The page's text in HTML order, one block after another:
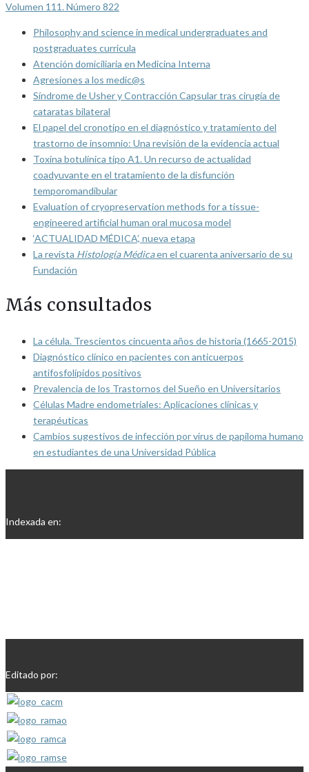
Volumen 111. Número 822
Philosophy and science in medical undergraduates and
postgraduates curricula
Atención domiciliaria en Medicina Interna
Agresiones a los medic@s
Síndrome de Usher y Contracción Capsular tras cirugía de
cataratas bilateral
El papel del cronotipo en el diagnóstico y tratamiento del
trastorno de insomnio: Una revisión de la evidencia actual
Toxina botulínica tipo A1. Un recurso de actualidad
coadyuvante en el tratamiento de la disfunción
temporomandibular
Evaluation of cryopreservation methods for a tissue-
engineered artificial human oral mucosa model
‘ACTUALIDAD MÉDICA’, nueva etapa
La revista Histología Médicaen el cuarenta aniversario de su
Fundación
Más consultados
La célula. Trescientos cincuenta años de historia (1665-2015)
Diagnóstico clínico en pacientes con anticuerpos
antifosfolípidos positivos
Prevalencia de los Trastornos del Sueño en Universitarios
Células Madre endometriales: Aplicaciones clínicas y
terapéuticas
Cambios sugestivos de infección por virus de papiloma humano
en estudiantes de una Universidad Pública
Indexada en:
Editado por: